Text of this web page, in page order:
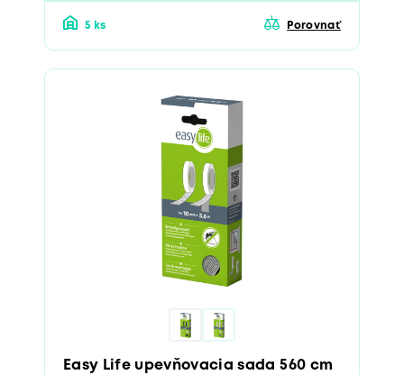
5 ks Porovnať
Easy Life upevňovacia sada 560 cm